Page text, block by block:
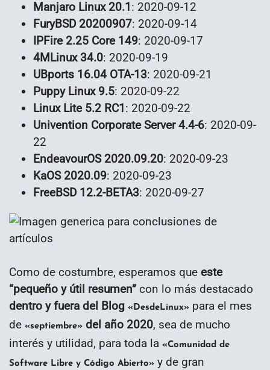
Manjaro Linux 20.1: 2020-09-12
FuryBSD 20200907: 2020-09-14
IPFire 2.25 Core 149: 2020-09-17
4MLinux 34.0: 2020-09-19
UBports 16.04 OTA-13: 2020-09-21
Puppy Linux 9.5: 2020-09-22
Linux Lite 5.2 RC1: 2020-09-22
Univention Corporate Server 4.4-6: 2020-09-
22
EndeavourOS 2020.09.20: 2020-09-23
KaOS 2020.09: 2020-09-23
FreeBSD 12.2-BETA3: 2020-09-27
Como de costumbre, esperamos que este
“pequeño y útil resumen” con lo más destacado
dentro y fuera del Blog «DesdeLinux» para el mes
de «septiembre» del año 2020, sea de mucho
interés y utilidad, para toda la «Comunidad de
Software Libre y Código Abierto» y de gran